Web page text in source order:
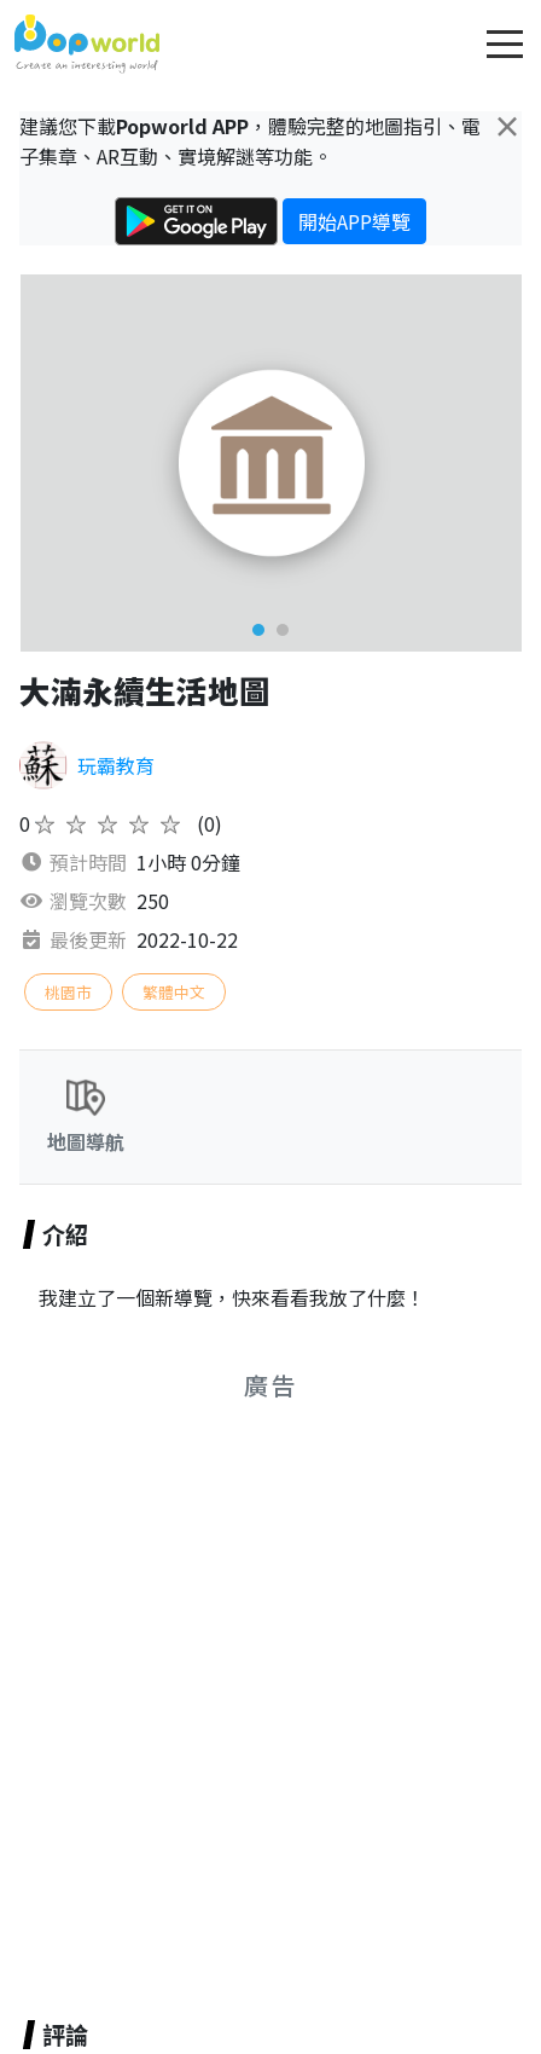
×
建議您下載Popworld APP ，體驗完整的地圖指引、電
子集章、AR互動、實境解謎等功能。
開始APP導覽
大湳永續生活地圖
玩霸教育
0★★★★★
(0)
預計時間 1小時 0分鐘
瀏覽次數 250
最後更新 2022-10-22
桃園市 繁體中文
地圖導航
介紹
我建立了一個新導覽，快來看看我放了什麼！
廣告
評論